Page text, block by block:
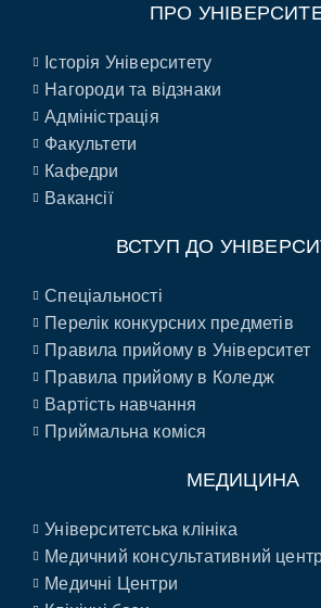
ПРО
Історія Університету
Нагороди та відзнаки
Адміністрація
Факультети
Кафедри
Вакансії
ВСТУП ДО
Спеціальності
Перелік конкурсних предметів
Правила прийому в Університет
Правила прийому в Коледж
Вартість навчання
Приймальна коміся
МЕДИЦИНА
Університетська клініка
Медичний консультативний
Медичні Центри